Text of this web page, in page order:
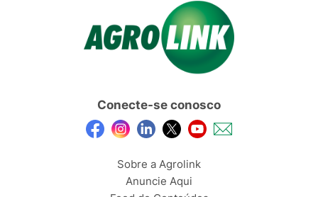
Conecte-se conosco
Sobre a Agrolink
Anuncie Aqui